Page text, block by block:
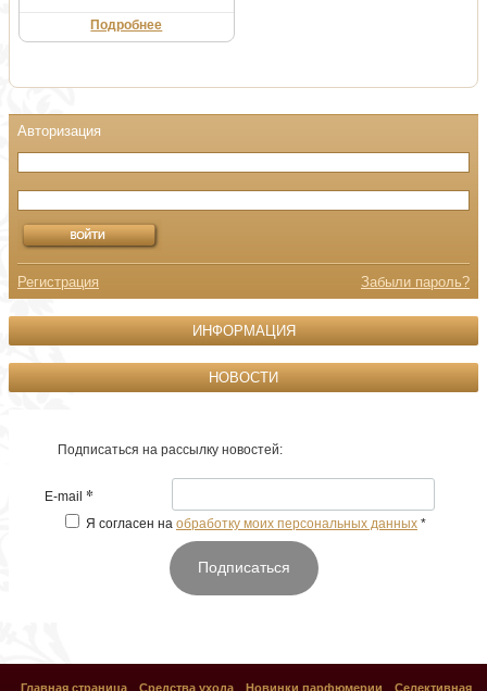
Подробнее
Регистрация Забыли пароль?
ИНФОРМАЦИЯ
НОВОСТИ
Подписаться на рассылку новостей:
E-mail *
Я согласен на обработку моих персональных данных *
Подписаться
Главная страница Средства ухода Новинки парфюмерии Селективная